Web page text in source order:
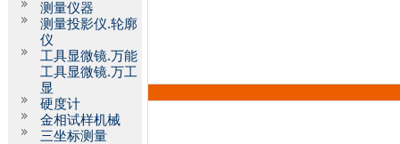
测量仪器
测量投影仪.轮廓
仪
工具显微镜.万能
工具显微镜.万工
显
硬度计
金相试样机械
三坐标测量